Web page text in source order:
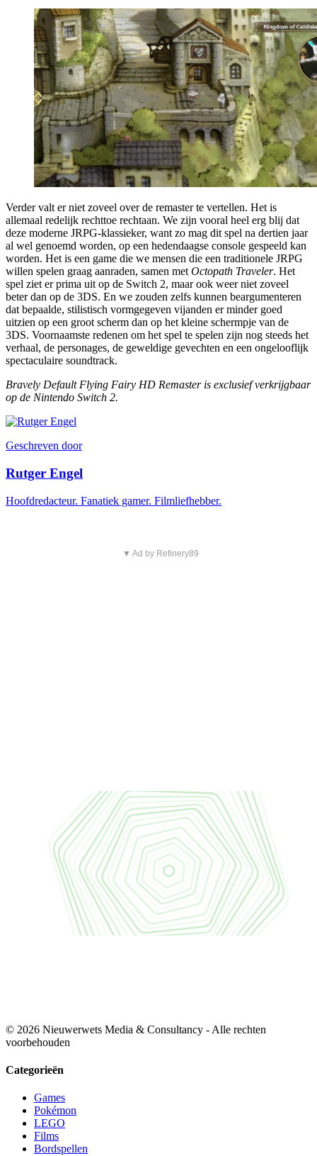
Verder valt er niet zoveel over de remaster te vertellen. Het is
allemaal redelijk rechttoe rechtaan. We zijn vooral heel erg blij dat
deze moderne JRPG-klassieker, want zo mag dit spel na dertien jaar
al wel genoemd worden, op een hedendaagse console gespeeld kan
worden. Het is een game die we mensen die een traditionele JRPG
willen spelen graag aanraden, samen metOctopath Traveler. Het
spel ziet er prima uit op de Switch 2, maar ook weer niet zoveel
beter dan op de 3DS. En we zouden zelfs kunnen beargumenteren
dat bepaalde, stilistisch vormgegeven vijanden er minder goed
uitzien op een groot scherm dan op het kleine schermpje van de
3DS. Voornaamste redenen om het spel te spelen zijn nog steeds het
verhaal, de personages, de geweldige gevechten en een ongelooflijk
spectaculaire soundtrack.
Bravely Default Flying Fairy HD Remaster is exclusief verkrijgbaar
op de Nintendo Switch 2.
Geschreven door
Rutger Engel
Hoofdredacteur. Fanatiek gamer. Filmliefhebber.
▼ Ad by Refinery89
© 2026 Nieuwerwets Media & Consultancy - Alle rechten
voorbehouden
Categorieën
Games
Pokémon
LEGO
Films
Bordspellen